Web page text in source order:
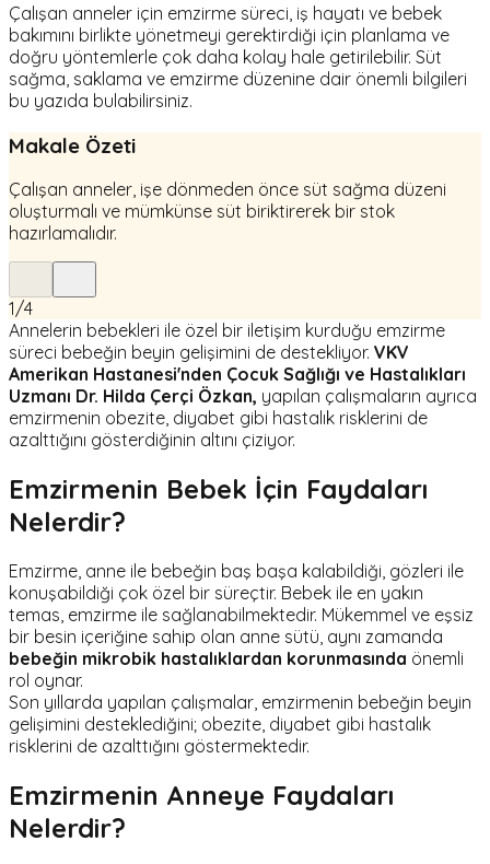
Çalışan anneler için emzirme süreci, iş hayatı ve bebek
bakımını birlikte yönetmeyi gerektirdiği için planlama ve
doğru yöntemlerle çok daha kolay hale getirilebilir. Süt
sağma, saklama ve emzirme düzenine dair önemli bilgileri
bu yazıda bulabilirsiniz.
Makale Özeti
Çalışan anneler, işe dönmeden önce süt sağma düzeni
oluşturmalı ve mümkünse süt biriktirerek bir stok
hazırlamalıdır.
1/4
Annelerin bebekleri ile özel bir iletişim kurduğu emzirme
süreci bebeğin beyin gelişimini de destekliyor. VKV
Amerikan Hastanesi'nden Çocuk Sağlığı ve Hastalıkları
Uzmanı Dr. Hilda Çerçi Özkan, yapılan çalışmaların ayrıca
emzirmenin obezite, diyabet gibi hastalık risklerini de
azalttığını gösterdiğinin altını çiziyor.
Emzirmenin Bebek İçin Faydaları
Nelerdir?
Emzirme, anne ile bebeğin baş başa kalabildiği, gözleri ile
konuşabildiği çok özel bir süreçtir. Bebek ile en yakın
temas, emzirme ile sağlanabilmektedir. Mükemmel ve eşsiz
bir besin içeriğine sahip olan anne sütü, aynı zamanda
bebeğin mikrobik hastalıklardan korunmasında önemli
rol oynar.
Son yıllarda yapılan çalışmalar, emzirmenin bebeğin beyin
gelişimini desteklediğini; obezite, diyabet gibi hastalık
risklerini de azalttığını göstermektedir.
Emzirmenin Anneye Faydaları
Nelerdir?